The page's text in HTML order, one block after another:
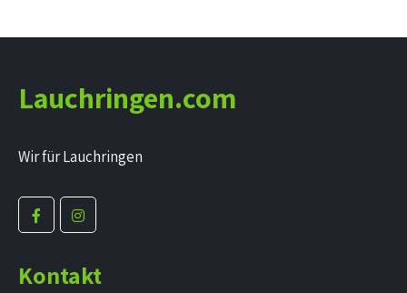
Lauchringen.com
Wir für Lauchringen
Kontakt